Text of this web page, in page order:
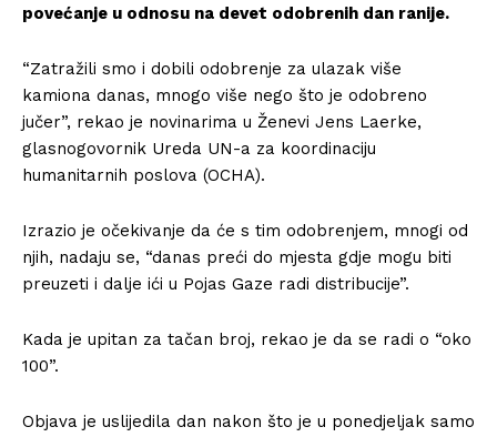
povećanje u odnosu na devet odobrenih dan ranije.
“Zatražili smo i dobili odobrenje za ulazak više
kamiona danas, mnogo više nego što je odobreno
jučer”, rekao je novinarima u Ženevi Jens Laerke,
glasnogovornik Ureda UN-a za koordinaciju
humanitarnih poslova (OCHA).
Izrazio je očekivanje da će s tim odobrenjem, mnogi od
njih, nadaju se, “danas preći do mjesta gdje mogu biti
preuzeti i dalje ići u Pojas Gaze radi distribucije”.
Kada je upitan za tačan broj, rekao je da se radi o “oko
100”.
Objava je uslijedila dan nakon što je u ponedjeljak samo